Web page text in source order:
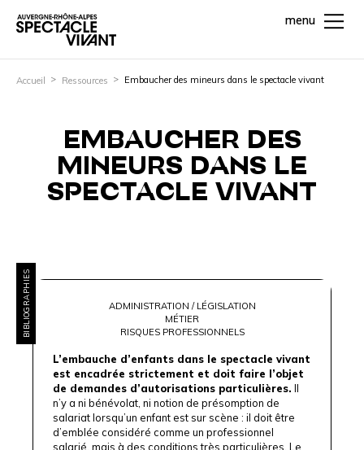
menu
Accueil Ressources Embaucher des mineurs dans le spectacle vivant
EMBAUCHER DES
MINEURS DANS LE
SPECTACLE VIVANT
BIBLIOGRAPHIES
ADMINISTRATION / LÉGISLATION
MÉTIER
RISQUES PROFESSIONNELS
L’embauche d’enfants dans le spectacle vivant
est encadrée strictement et doit faire l’objet
de demandes d’autorisations particulières. Il
n’y a ni bénévolat, ni notion de présomption de
salariat lorsqu’un enfant est sur scène : il doit être
d’emblée considéré comme un professionnel
salarié, mais à des conditions très particulières. Le